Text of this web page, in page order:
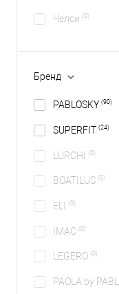
Челси (0)
Бренд
PABLOSKY (90)
SUPERFIT (24)
LURCHI (0)
BOATILUS (0)
ELI (0)
IMAC (0)
LEGERO (0)
PAOLA by